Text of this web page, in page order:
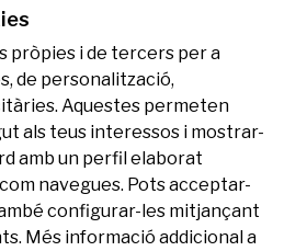
neta
Social
pròpies i de tercers per a
de personalització,
Aquestes permeten
als teus interessos i mostrar-
amb un perfil elaborat
navegues. Pots acceptar-
configurar-les mitjançant
Més informació addicional a